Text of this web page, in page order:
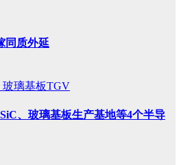
同质外延
玻璃基板TGV
、玻璃基板生产基地等4个半导